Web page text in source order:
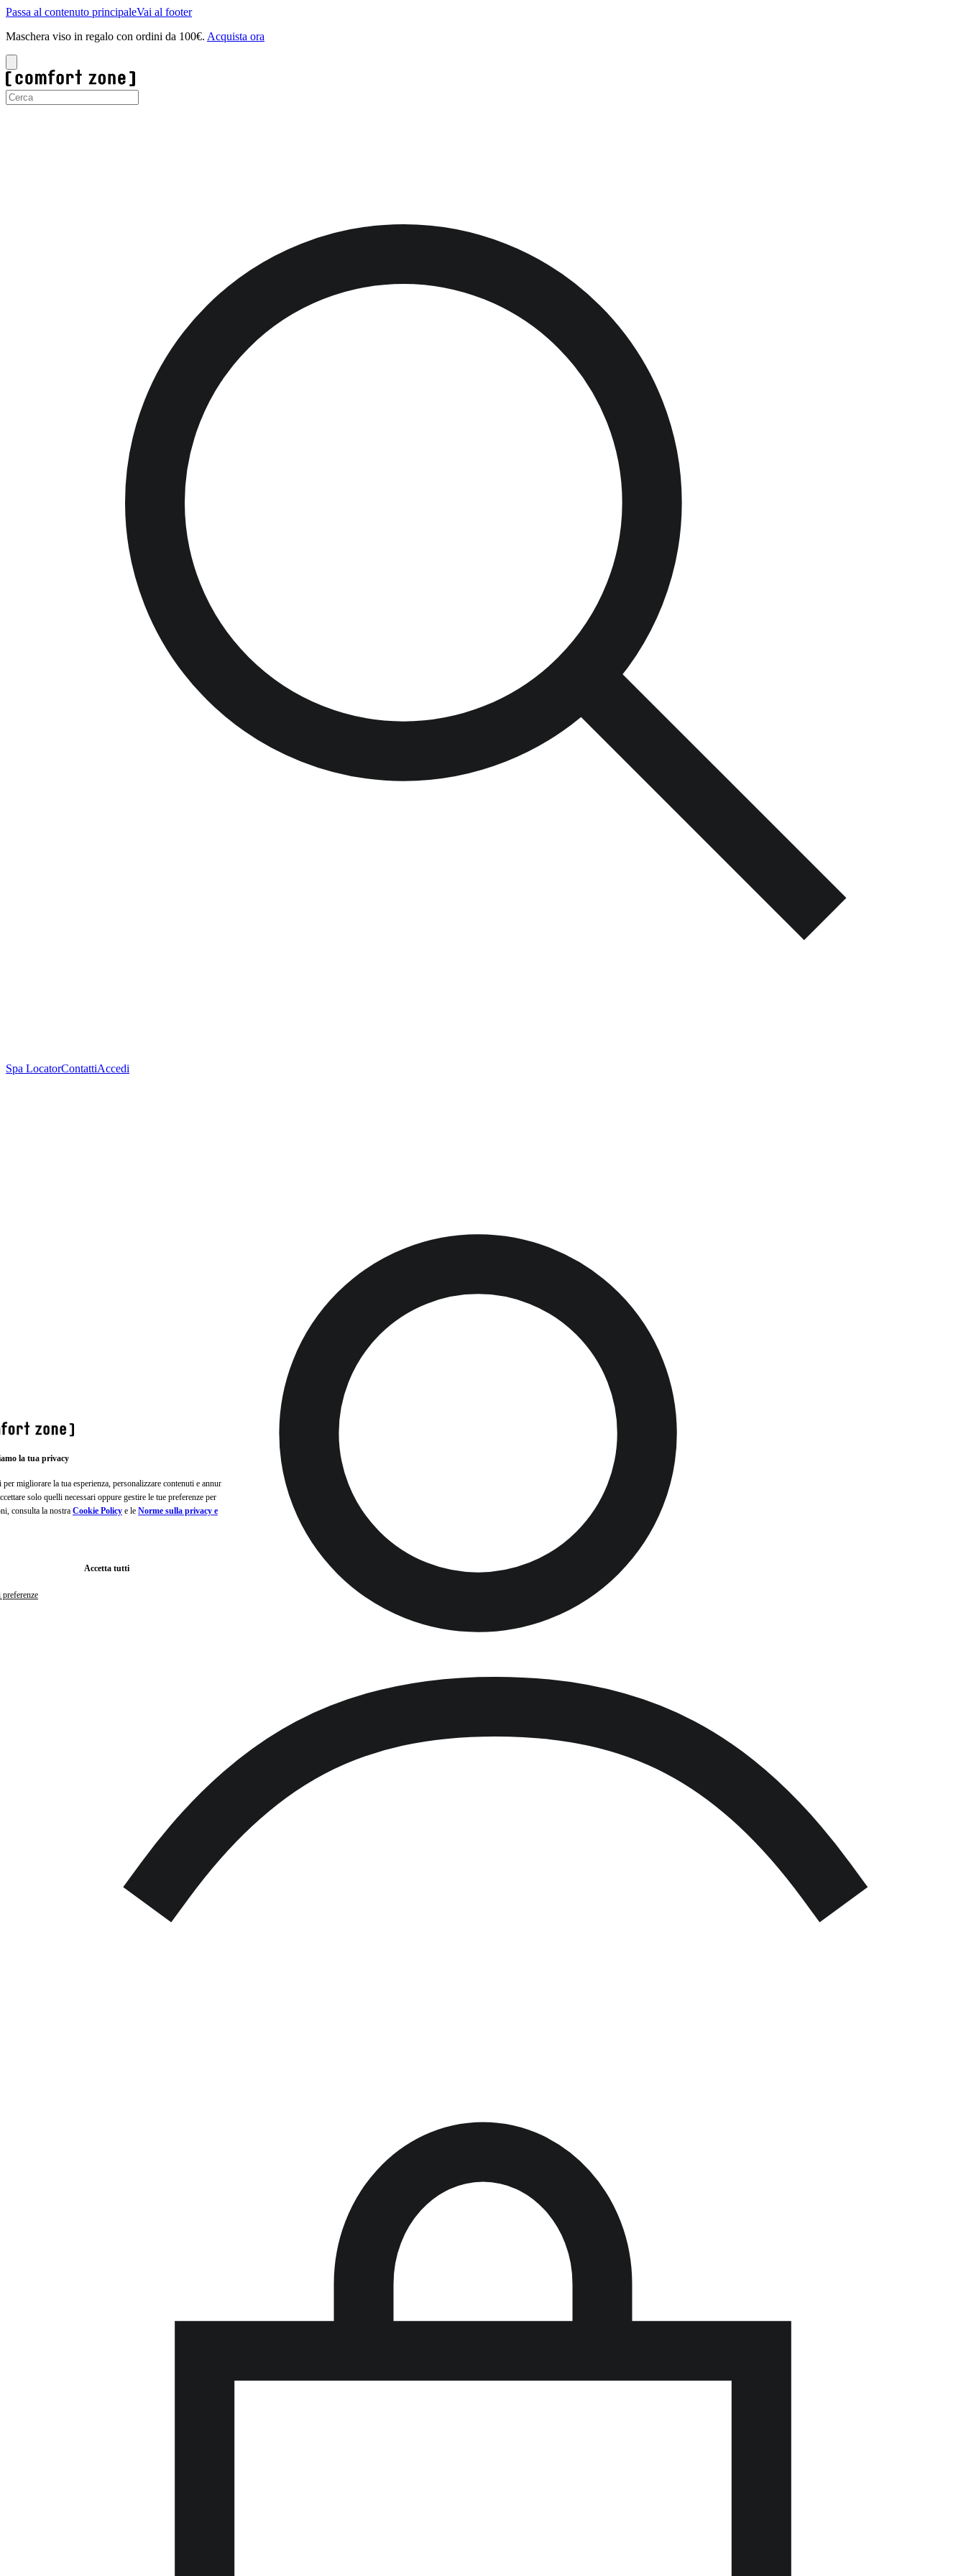
la tua privacy
migliorare la tua esperienza, personalizzare contenuti e annunci e
solo quelli necessari oppure gestire le tue preferenze per
consulta la nostra Cookie Policy e le Norme sulla privacy e
Accetta tutti
preferenze
Passa al contenuto principaleVai al footer
Maschera viso in regalo con ordini da 100€. Acquista ora
Spa LocatorContattiAccedi